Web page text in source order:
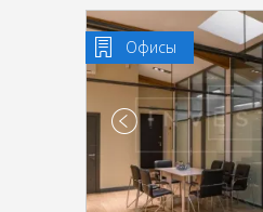
Офисы